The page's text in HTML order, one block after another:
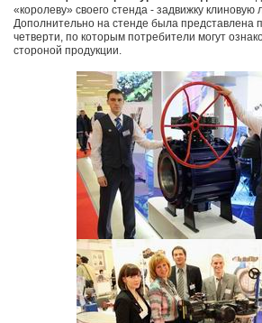
«королеву» своего стенда - задвижку
Дополнительно на стенде была представлена
четверти, по которым потребители могут
стороной продукции.